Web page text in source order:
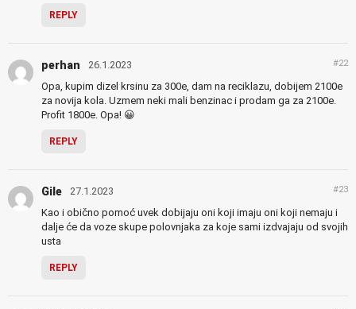
REPLY
perhan 26.1.2023 #22
Opa, kupim dizel krsinu za 300e, dam na reciklazu, dobijem 2100e
za novija kola. Uzmem neki mali benzinac i prodam ga za 2100e.
Profit 1800e. Opa! 😀
REPLY
Gile 27.1.2023 #23
Kao i obično pomoć uvek dobijaju oni koji imaju oni koji nemaju i
dalje će da voze skupe polovnjaka za koje sami izdvajaju od svojih
usta
REPLY